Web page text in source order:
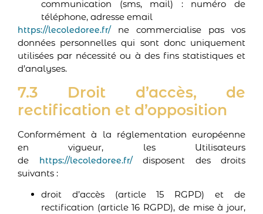
communication (sms, mail) : numéro de
téléphone, adresse email
https://lecoledoree.fr/ne commercialise pas vos
données personnelles qui sont donc uniquement
utilisées par nécessité ou à des fins statistiques et
d’analyses.
7.3 Droit d’accès, de
rectification et d’opposition
Conformément à la réglementation européenne
en vigueur, les Utilisateurs
de
https://lecoledoree.fr/disposent des droits
suivants :
droit d’accès (article 15 RGPD) et de
rectification (article 16 RGPD), de mise à jour,